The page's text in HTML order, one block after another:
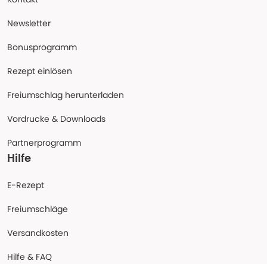
Newsletter
Bonusprogramm
Rezept einlösen
Freiumschlag herunterladen
Vordrucke & Downloads
Partnerprogramm
Hilfe
E-Rezept
Freiumschläge
Versandkosten
Hilfe & FAQ